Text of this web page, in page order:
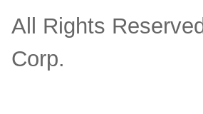
All Rights
Corp.